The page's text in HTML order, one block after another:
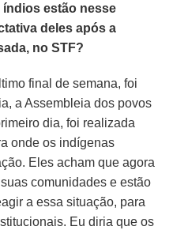
índios estão nesse
deles após a
no STF?
final de semana, foi
a Assembleia dos povos
dia, foi realizada
onde os indígenas
Eles acham que agora
comunidades e estão
a essa situação, para
Eu diria que os